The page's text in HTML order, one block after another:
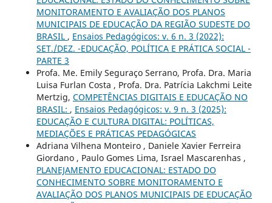
MONITORAMENTO E AVALIAÇÃO DOS PLANOS
MUNICIPAIS DE EDUCAÇÃO DA REGIÃO SUDESTE DO
BRASIL , Ensaios Pedagógicos: v. 6 n. 3 (2022):
SET./DEZ. -EDUCAÇÃO, POLÍTICA E PRÁTICA SOCIAL -
PARTE 3
Profa. Me. Emily Seguraço Serrano, Profa. Dra. Maria
Luisa Furlan Costa , Profa. Dra. Patrícia Lakchmi Leite
Mertzig, COMPETÊNCIAS DIGITAIS E EDUCAÇÃO NO
BRASIL: , Ensaios Pedagógicos: v. 9 n. 3 (2025):
EDUCAÇÃO E CULTURA DIGITAL: POLÍTICAS,
MEDIAÇÕES E PRÁTICAS PEDAGÓGICAS
Adriana Vilhena Monteiro , Daniele Xavier Ferreira
Giordano , Paulo Gomes Lima, Israel Mascarenhas ,
PLANEJAMENTO EDUCACIONAL: ESTADO DO
CONHECIMENTO SOBRE MONITORAMENTO E
AVALIAÇÃO DOS PLANOS MUNICIPAIS DE EDUCAÇÃO